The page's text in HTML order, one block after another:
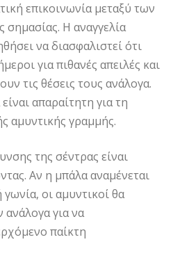
επικοινωνία μεταξύ των
σημασίας. Η αναγγελία
να διασφαλιστεί ότι
για πιθανές απειλές και
τις θέσεις τους ανάλογα.
απαραίτητη για τη
αμυντικής γραμμής.
της σέντρας είναι
Αν η μπάλα αναμένεται
οι αμυντικοί θα
για να
παίκτη